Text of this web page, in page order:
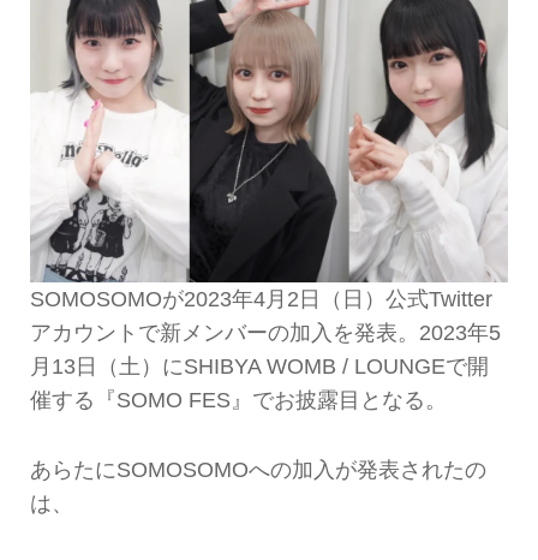
SOMOSOMOが2023年4月2日（日）公式Twitter
アカウントで新メンバーの加入を発表。2023年5
月13日（土）にSHIBYA WOMB / LOUNGEで開
催する『SOMO FES』でお披露目となる。
あらたにSOMOSOMOへの加入が発表されたの
は、